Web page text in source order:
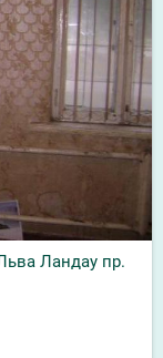
Ландау пр.